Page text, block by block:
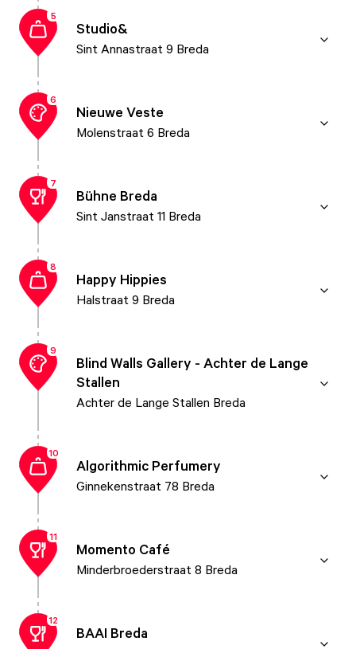
5
Studio&
Sint Annastraat 9 Breda
6
Nieuwe Veste
Molenstraat 6 Breda
7
Bühne Breda
Sint Janstraat 11 Breda
8
Happy Hippies
Halstraat 9 Breda
9
Blind Walls Gallery - Achter de Lange
Stallen
Achter de Lange Stallen Breda
10
Algorithmic Perfumery
Ginnekenstraat 78 Breda
11
Momento Café
Minderbroederstraat 8 Breda
12
BAAI Breda